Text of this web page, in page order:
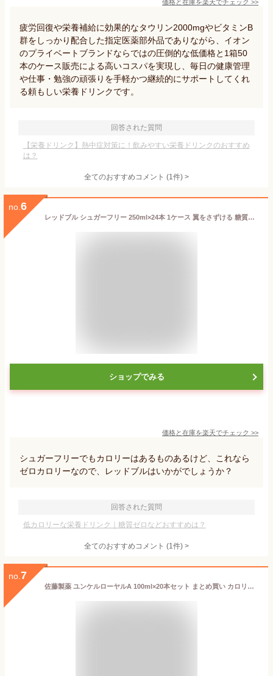
価格と在庫を楽天でチェック >>
疲労回復や栄養補給に効果的なタウリン2000mgやビタミンB
群をしっかり配合した指定医薬部外品でありながら、イオン
のプライベートブランドならではの圧倒的な低価格と1箱50
本のケース販売による高いコスパを実現し、毎日の健康管理
や仕事・勉強の頑張りを手軽かつ継続的にサポートしてくれ
る頼もしい栄養ドリンクです。
回答された質問
【栄養ドリンク】熱中症対策に！飲みやすい栄養ドリンクのおすすめ
は？
全てのおすすめコメント (1件) >
no. 6
レッドブル シュガーフリー 250ml×24本 1ケース 翼をさずける 糖質ゼロ 糖類ゼロ ゼロカロリー ノンシュガー 無糖 シュガーレス 栄養ドリンク カフェイン redbull 炭酸缶 炭酸飲料
ショップでみる
価格と在庫を楽天でチェック >>
シュガーフリーでもカロリーはあるものあるけど、これなら
ゼロカロリーなので、レッドブルはいかがでしょうか？
回答された質問
低カロリーな栄養ドリンク｜糖質ゼロなどおすすめは？
全てのおすすめコメント (1件) >
no. 7
佐藤製薬 ユンケルローヤルA 100ml×20本セット まとめ買い カロリー控えめ 栄養ドリンク